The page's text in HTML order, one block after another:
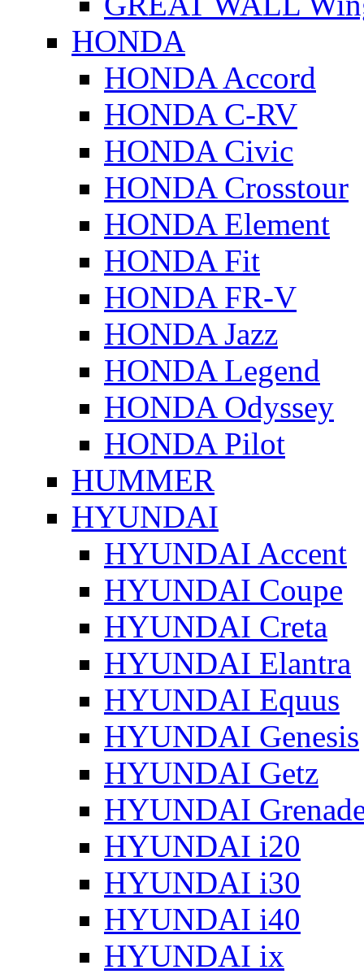
HONDA
HONDA Accord
HONDA C-RV
HONDA Civic
HONDA Crosstour
HONDA Element
HONDA Fit
HONDA FR-V
HONDA Jazz
HONDA Legend
HONDA Odyssey
HONDA Pilot
HUMMER
HYUNDAI
HYUNDAI Accent
HYUNDAI Coupe
HYUNDAI Creta
HYUNDAI Elantra
HYUNDAI Equus
HYUNDAI Genesis
HYUNDAI Getz
HYUNDAI
HYUNDAI i20
HYUNDAI i30
HYUNDAI i40
HYUNDAI ix